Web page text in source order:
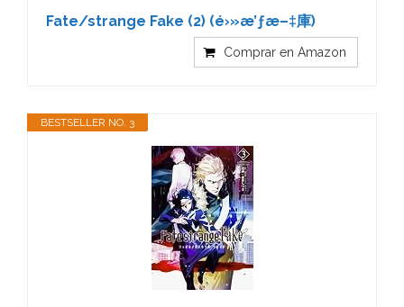
Fate/strange Fake (2) (é›»æ’ƒæ–‡庫)
Comprar en Amazon
BESTSELLER NO. 3